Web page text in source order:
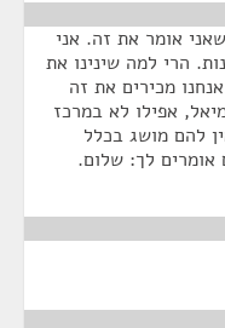
אומר את זה. אני
הרי למה שינינו את
מכירים את זה
אפילו לא במרכז
להם מושג בכלל
לך: שלום.